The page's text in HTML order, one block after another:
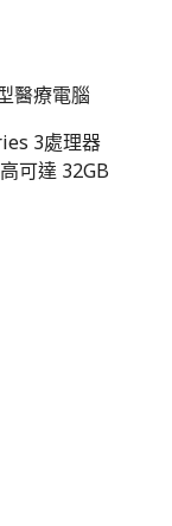
醫療電腦
3處理器
可達 32GB